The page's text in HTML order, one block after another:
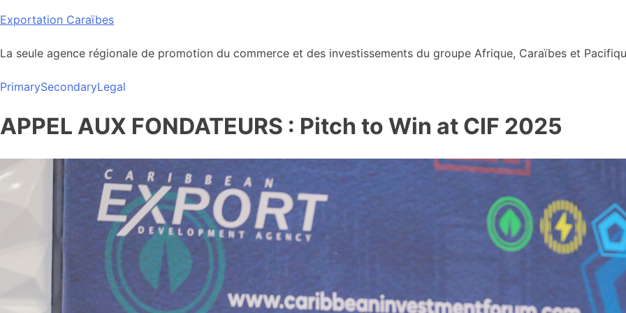
Skip
content
Exportation Caraïbes
La seule agence régionale de promotion du commerce et des investissements du groupe Afrique, Caraïbes et
PrimarySecondaryLegal
APPEL AUX FONDATEURS : Pitch to Win at CIF 2025